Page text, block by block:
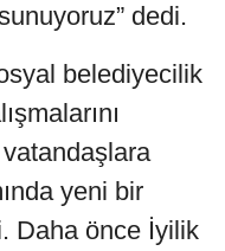
dedi.
belediyecilik
yeni bir
Daha önce İyilik